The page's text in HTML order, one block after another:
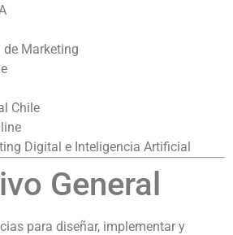
Marketing
Chile
Digital e Inteligencia Artificial
General
para diseñar, implementar y